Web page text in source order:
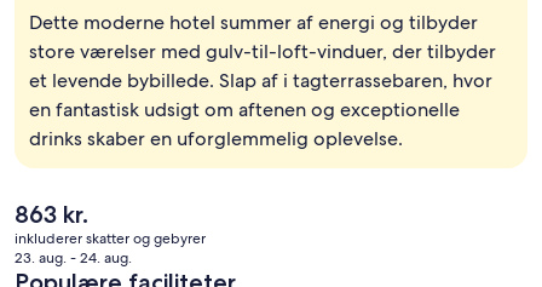
Bar (på overnatningsstedet)
Dette moderne hotel summer af energi og tilbyder
store værelser med gulv-til-loft-vinduer, der tilbyder
et levende bybillede. Slap af i tagterrassebaren, hvor
en fantastisk udsigt om aftenen og exceptionelle
drinks skaber en uforglemmelig oplevelse.
Den
nuværende
pris
er
863 kr.
inkluderer skatter og gebyrer
23. aug. - 24. aug.